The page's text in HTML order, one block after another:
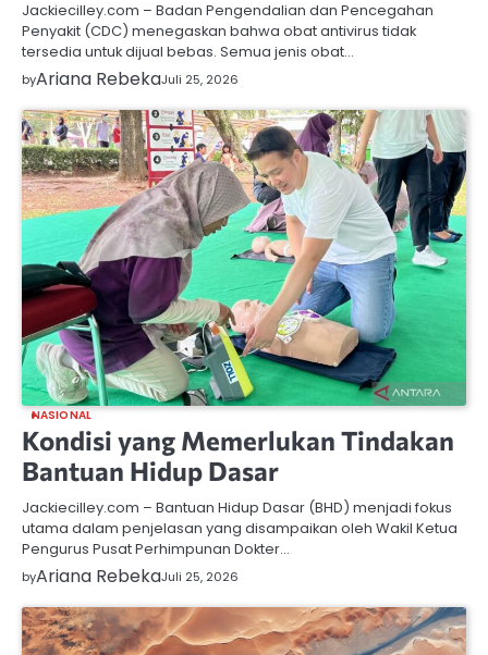
Jackiecilley.com – Badan Pengendalian dan Pencegahan
Penyakit (CDC) menegaskan bahwa obat antivirus tidak
tersedia untuk dijual bebas. Semua jenis obat…
byAriana RebekaJuli 25, 2026
NASIONAL
Kondisi yang Memerlukan Tindakan
Bantuan Hidup Dasar
Jackiecilley.com – Bantuan Hidup Dasar (BHD) menjadi fokus
utama dalam penjelasan yang disampaikan oleh Wakil Ketua
Pengurus Pusat Perhimpunan Dokter…
byAriana RebekaJuli 25, 2026